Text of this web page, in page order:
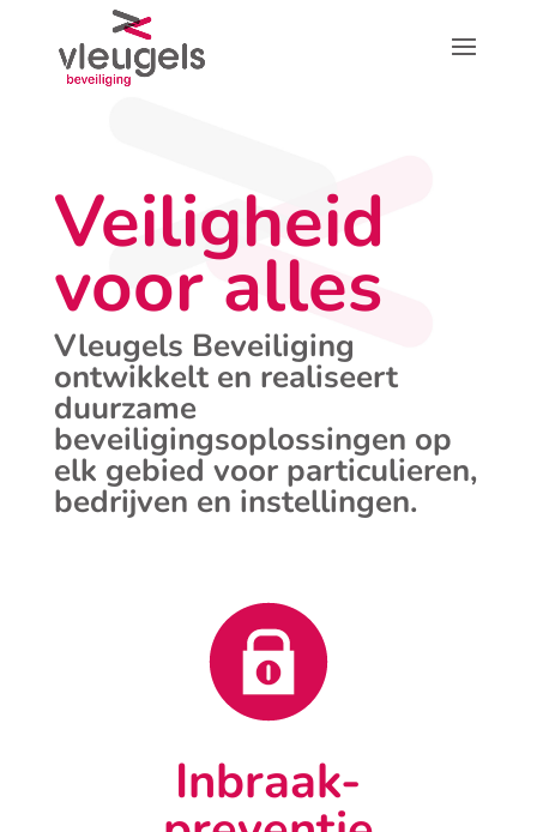
Veiligheid
voor alles
Vleugels Beveiliging
ontwikkelt en realiseert
duurzame
beveiligingsoplossingen op
elk gebied voor particulieren,
bedrijven en instellingen.
Inbraak-